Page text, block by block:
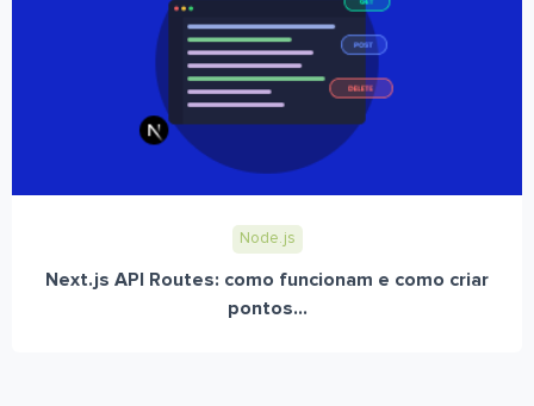
Node.js
Next.js API Routes: como funcionam e como criar
pontos...